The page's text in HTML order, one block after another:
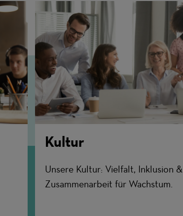
Kultur
Unsere Kultur: Vielfalt, Inklusion &
Zusammenarbeit für Wachstum.